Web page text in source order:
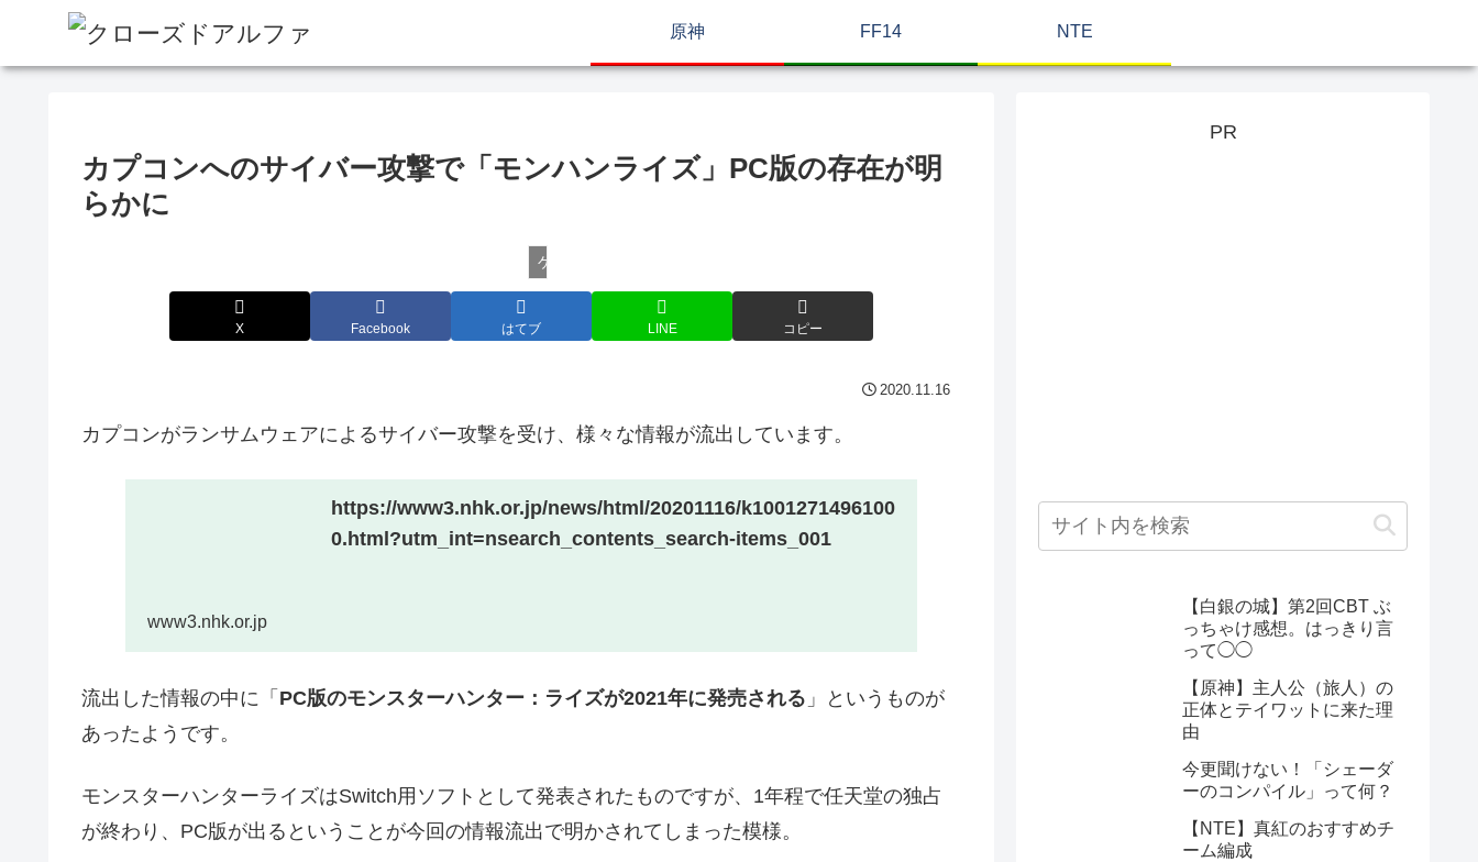
原神 FF14 NTE
カプコンへのサイバー攻撃で「モンハンライズ」PC版の存在が明
らかに
ゲームニュース
X Facebook はてブ LINE コピー
2020.11.16
カプコンがランサムウェアによるサイバー攻撃を受け、様々な情報が流出しています。
https://www3.nhk.or.jp/news/html/20201116/k1001271496100
0.html?utm_int=nsearch_contents_search-items_001
www3.nhk.or.jp
流出した情報の中に「 PC版のモンスターハンター：ライズが2021年に発売される 」というものが
あったようです。
モンスターハンターライズはSwitch用ソフトとして発表されたものですが、1年程で任天堂の独占
が終わり、PC版が出るということが今回の情報流出で明かされてしまった模様。
PR
【白銀の城】第2回CBT ぶ
っちゃけ感想。はっきり言
って◯◯
【原神】主人公（旅人）の
正体とテイワットに来た理
由
今更聞けない！「シェーダ
ーのコンパイル」って何？
【NTE】真紅のおすすめチ
ーム編成